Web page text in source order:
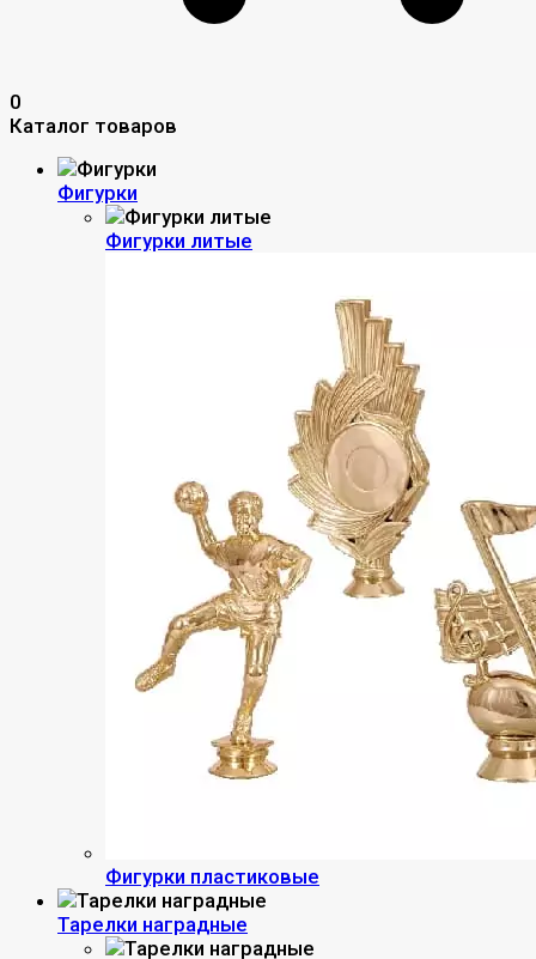
0
Каталог товаров
Фигурки
Фигурки литые
Фигурки пластиковые
Тарелки наградные